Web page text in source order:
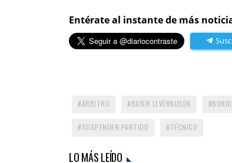
Entérate al instante de más
ÁRBITRO BAYER LEVERKUSEN
SUSPENDEN PARTIDO TÉCNICO
LO MÁS LEÍDO